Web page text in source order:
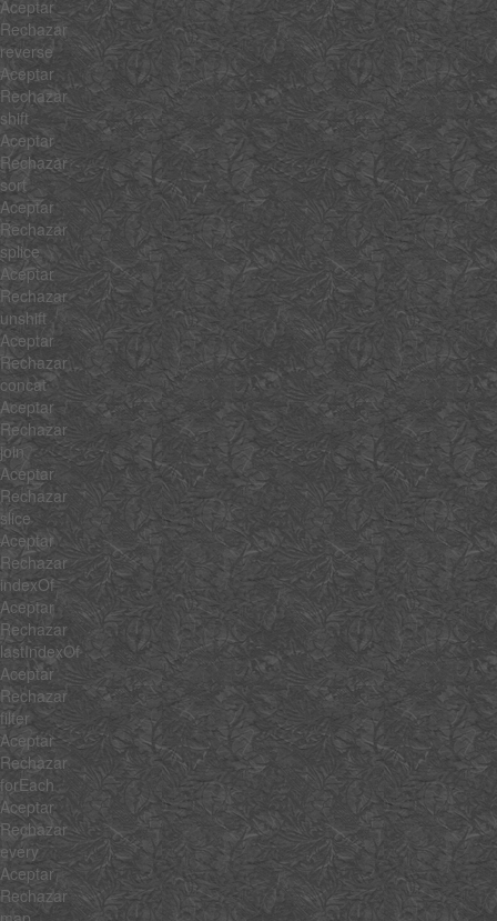
Aceptar
Rechazar
reverse
Aceptar
Rechazar
shift
Aceptar
Rechazar
sort
Aceptar
Rechazar
splice
Aceptar
Rechazar
unshift
Aceptar
Rechazar
concat
Aceptar
Rechazar
join
Aceptar
Rechazar
slice
Aceptar
Rechazar
indexOf
Aceptar
Rechazar
lastIndexOf
Aceptar
Rechazar
filter
Aceptar
Rechazar
forEach
Aceptar
Rechazar
every
Aceptar
Rechazar